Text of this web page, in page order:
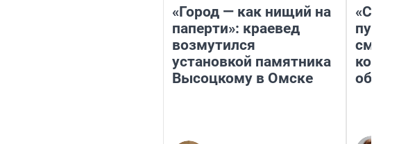
«Город — как нищий на
паперти»: краевед
возмутился
установкой памятника
Высоцкому в Омске